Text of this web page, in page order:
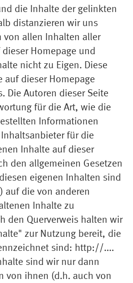
die Inhalte der gelinkten
distanzieren wir uns
allen Inhalten aller
Homepage und
nicht zu Eigen. Diese
auf dieser Homepage
Die Autoren dieser Seite
für die Art, wie die
Informationen
für die
Inhalte auf dieser
den allgemeinen Gesetzen
eigenen Inhalten sind
auf die von anderen
Inhalte zu
den Querverweis halten wir
zur Nutzung bereit, die
sind: http://....
sind wir nur dann
von ihnen (d.h. auch von